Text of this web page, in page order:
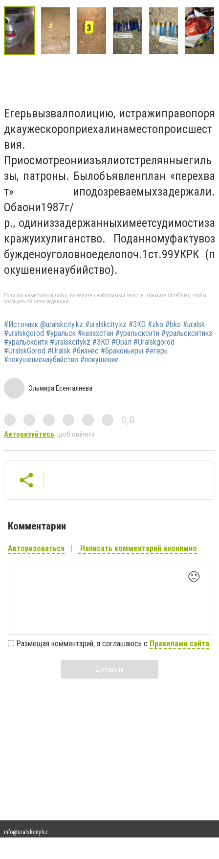
Егерьвызвалполицию, истражиправопоря
дкаужескороприехалинаместопроисшест
вия.
Приосмотреониизъялиотстрелянныегиль
зы, патроны. Былобъявленплан «перехва
т» иподозреваемыхзадержали.
Обаони1987г/
р., одиниззадержанныхимеетсудимостиза
кражуихулиганство. Поданномуфактувоз
бужденоуголовноеделопоч.1 ст.99УКРК (п
окушениенаубийство).
Если вы заметили ошибку, выделите необходимый текст и нажмите Ctrl+Enter, чтобы
сообщить об этом редакции
#Источник @uralskcity.kz #uralskcity.kz #ЗКО #zko #bko #uralsk
#uralskgorod #уральск #казахстан #уральсксити #уральскситикз
#уральсксити #uralskcitykz #ЗКО #Орал #Uralskgorod
#UralskGorod #Uralsk #бизнес #браконьеры #егерь
#покушениенаубийство #покушение
Эльмира Есенгалиева
0,0
Авторизуйтесь, щоб оцінити
Комментарии
Авторизоваться Написать комментарий анонимно
🙂
Размещая комментарий, я соглашаюсь с Правилами сайта
Добавить
info@uralskcity.kz